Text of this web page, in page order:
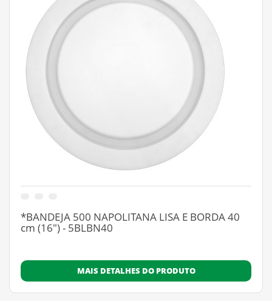
*BANDEJA 500 NAPOLITANA LISA E BORDA 40
cm (16") - 5BLBN40
MAIS DETALHES DO PRODUTO